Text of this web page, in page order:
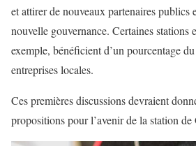
et attirer de nouveaux partenaires publics
nouvelle gouvernance. Certaines stations
exemple, bénéficient d’un pourcentage
entreprises locales.
Ces premières discussions devraient
propositions pour l’avenir de la station de